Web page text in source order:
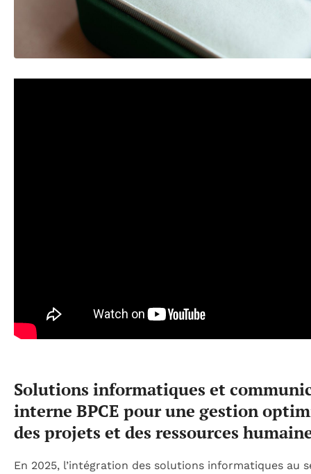
Solutions informatiques et
interne BPCE pour une gestion
des projets et des ressources
En 2025, l’intégration des solutions informatiques au